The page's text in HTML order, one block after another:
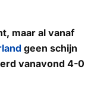
maar al vanaf
geen schijn
vanavond 4-0